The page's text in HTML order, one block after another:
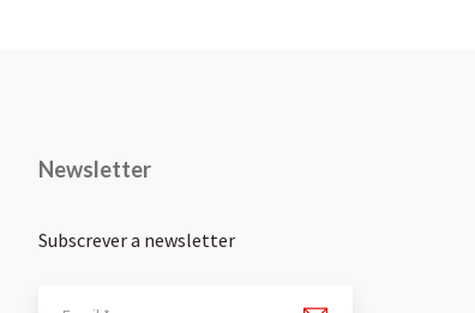
Newsletter
Subscrever a newsletter